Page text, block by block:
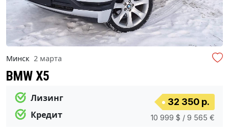
Минск 2 марта
BMW X5
Лизинг
Кредит
32 350 р.
10 999 $ / 9 565 €